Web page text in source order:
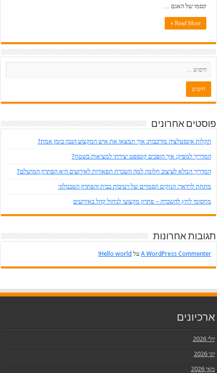
קסמו של האגם …
Read More »
פוסטים אחרונים
תקלות אינסטלציה מורכבות: איך תמצאו את איש המקצוע הנכון בזמן אמת?
המדריך למפיק: איך הופכים קונספט יצירתי למציאות בשטח?
המדריך המלא לעיצוב חלומי: למה השכרת תפאורות לאירועים היא הפתרון המושלם?
מתחת לרדאר: הנזקים הסמויים של רטיבות בבית והפתרון הטכנולוגי
מחסומי לחץ להשכרה – פתרון מקצועי לניהול קהל באירועים
תגובות אחרונות
A WordPress Commenter על Hello world!
ארכיונים
יולי 2026
יוני 2026
מאי 2026